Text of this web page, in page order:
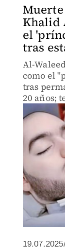
Khalid
el
tras
Al-
como el
tras
20 años;
reciente